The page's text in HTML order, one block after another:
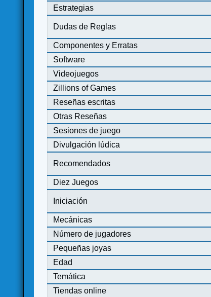
Estrategias
Dudas de Reglas
Componentes y Erratas
Software
Videojuegos
Zillions of Games
Reseñas escritas
Otras Reseñas
Sesiones de juego
Divulgación lúdica
Recomendados
Diez Juegos
Iniciación
Mecánicas
Número de jugadores
Pequeñas joyas
Edad
Temática
Tiendas online